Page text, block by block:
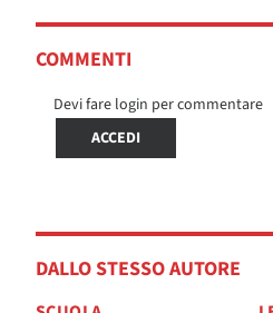
COMMENTI
Devi fare login per commentare
ACCEDI
DALLO STESSO AUTORE